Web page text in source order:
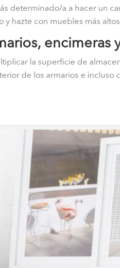
determinado/a a hacer un
hazte con muebles más
encimeras
la superficie de
de los armarios e incluso